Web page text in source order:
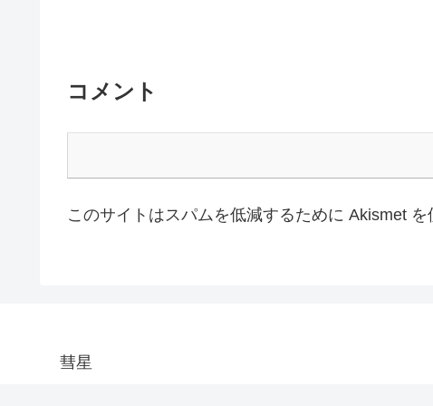
コメント
このサイトはスパムを低減するために Akismet を
彗星